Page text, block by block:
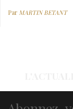
Par MARTIN BETANT